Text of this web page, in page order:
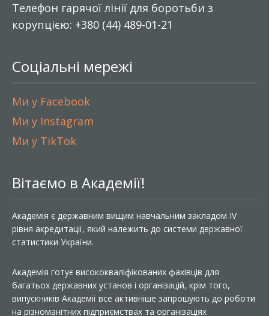
Телефон гарячої лінії для боротьби з
корупцією: +380 (44) 489-01-21
Соціальні мережі
Ми у Facebook
Ми у Instagram
Ми у TikTok
Вітаємо в Академії!
Академія є державним вищим навчальним закладом IV
рівня акредитації, який належить до системи державної
статистики України.
Академія готує висококваліфікованих фахівців для
багатьох державних установ і організацій, крім того,
випускників Академії все активніше запрошують до роботи
на різноманітних підприємствах та організаціях